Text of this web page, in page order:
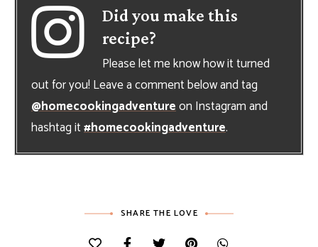
Did you make this
recipe?
Please let me know how it turned
out for you! Leave a comment below and tag
@homecookingadventureon Instagram and
hashtag it#homecookingadventure.
SHARE THE LOVE